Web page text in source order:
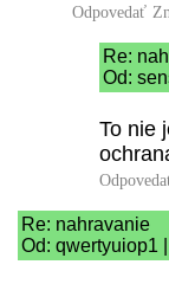
Odpovedať
Re:
Od:
To nie
Re: nahravanie
Od: qwertyuiop1